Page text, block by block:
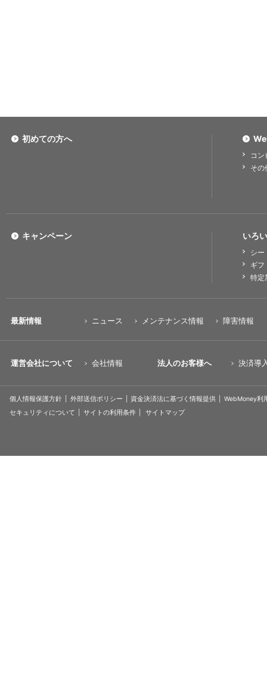
初めての方へ
コ
その
いろ
シー
ギフ
特定
キャンペーン
最新情報 ニュース メンテナンス情報 障害情報
運営会社について 会社情報 法人のお客様へ 決済導
個人情報保護方針 外部送信ポリシー 資金決済法に基づく情報提供
WebMoney利
セキュリティについて
サイトの利用条件 サイトマップ